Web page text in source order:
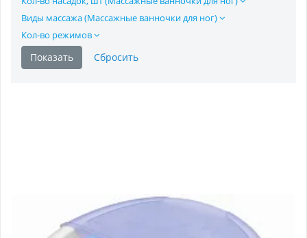
Виды массажа (Массажные ванночки для ног)
Кол-во режимов